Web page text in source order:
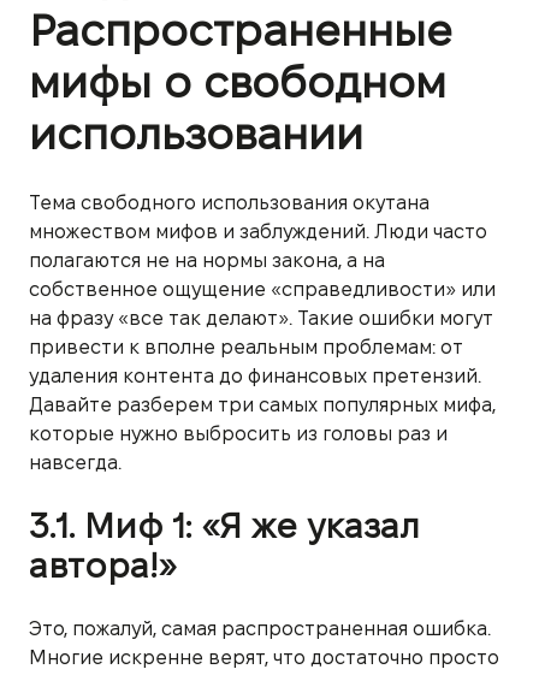
Распространенные
мифы о свободном
использовании
Тема свободного использования окутана
множеством мифов и заблуждений. Люди часто
полагаются не на нормы закона, а на
собственное ощущение «справедливости» или
на фразу «все так делают». Такие ошибки могут
привести к вполне реальным проблемам: от
удаления контента до финансовых претензий.
Давайте разберем три самых популярных мифа,
которые нужно выбросить из головы раз и
навсегда.
3.1. Миф 1: «Я же указал
автора!»
Это, пожалуй, самая распространенная ошибка.
Многие искренне верят, что достаточно просто